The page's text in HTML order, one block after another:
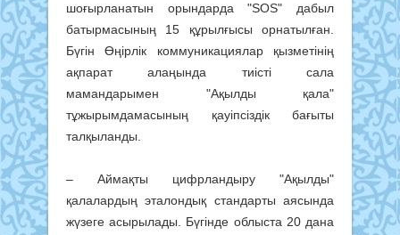
шоғырланатын орындарда "SOS" дабыл
батырмасының 15 құрылғысы орнатылған.
Бүгін Өңірлік коммуникациялар қызметінің
ақпарат алаңында тиісті сала
мамандарымен "Ақылды қала"
тұжырымдамасының қауіпсіздік бағыты
талқыланды.
– Аймақты цифрландыру "Ақылды"
қалалардың эталондық стандарты аясында
жүзеге асырылады. Бүгінде облыста 20 дана